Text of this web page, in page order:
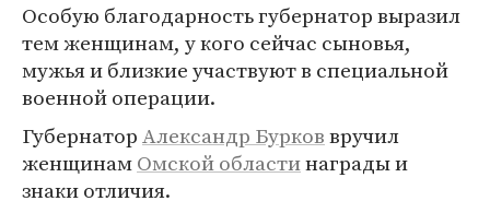
Особую благодарность губернатор выразил
тем женщинам, у кого сейчас сыновья,
мужья и близкие участвуют в специальной
военной операции.
ГубернаторАлександр Бурковвручил
женщинамОмской областинаграды и
знаки отличия.